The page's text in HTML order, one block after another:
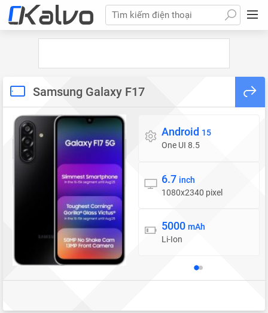
Tìm kiếm điện thoại
Samsung Galaxy F17
Hệ điều hành
Android 15
One UI 8.5
Màn hình
6.7 inch
1080x2340 pixel
Pin
5000 mAh
Li-Ion